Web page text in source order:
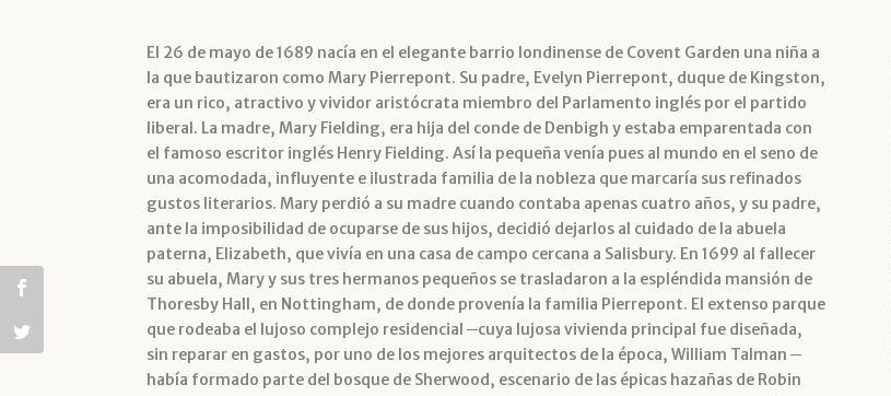
El 26 de mayo de 1689 nacía en el elegante barrio londinense de Covent Garden una niña a
la que bautizaron como Mary Pierrepont. Su padre, Evelyn Pierrepont, duque de Kingston,
era un rico, atractivo y vividor aristócrata miembro del Parlamento inglés por el partido
liberal. La madre, Mary Fielding, era hija del conde de Denbigh y estaba emparentada con
el famoso escritor inglés Henry Fielding. Así la pequeña venía pues al mundo en el seno de
una acomodada, influyente e ilustrada familia de la nobleza que marcaría sus refinados
gustos literarios. Mary perdió a su madre cuando contaba apenas cuatro años, y su padre,
ante la imposibilidad de ocuparse de sus hijos, decidió dejarlos al cuidado de la abuela
paterna, Elizabeth, que vivía en una casa de campo cercana a Salisbury. En 1699 al fallecer
su abuela, Mary y sus tres hermanos pequeños se trasladaron a la espléndida mansión de
Thoresby Hall, en Nottingham, de donde provenía la familia Pierrepont. El extenso parque
que rodeaba el lujoso complejo residencial ─cuya lujosa vivienda principal fue diseñada,
sin reparar en gastos, por uno de los mejores arquitectos de la época, William Talman ─
había formado parte del bosque de Sherwood, escenario de las épicas hazañas de Robin